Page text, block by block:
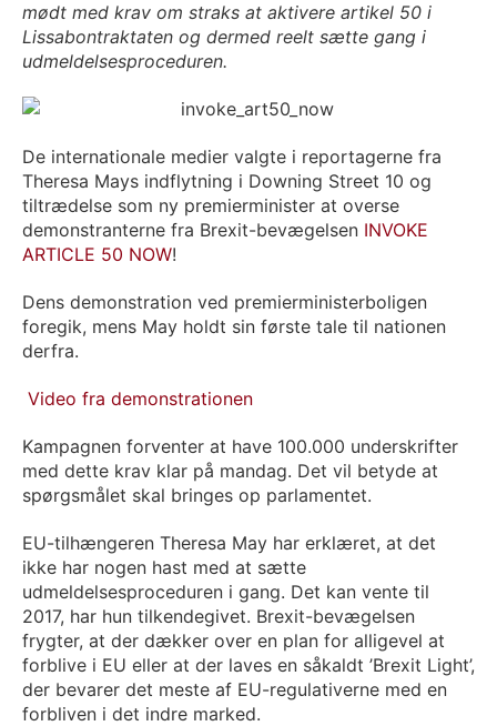
mødt med krav om straks at aktivere artikel 50 i
Lissabontraktaten og dermed reelt sætte gang i
udmeldelsesproceduren.
De internationale medier valgte i reportagerne fra
Theresa Mays indflytning i Downing Street 10 og
tiltrædelse som ny premierminister at overse
demonstranterne fra Brexit-bevægelsen INVOKE
ARTICLE 50 NOW!
Dens demonstration ved premierministerboligen
foregik, mens May holdt sin første tale til nationen
derfra.
Video fra demonstrationen
Kampagnen forventer at have 100.000 underskrifter
med dette krav klar på mandag. Det vil betyde at
spørgsmålet skal bringes op parlamentet.
EU-tilhængeren Theresa May har erklæret, at det
ikke har nogen hast med at sætte
udmeldelsesproceduren i gang. Det kan vente til
2017, har hun tilkendegivet. Brexit-bevægelsen
frygter, at der dækker over en plan for alligevel at
forblive i EU eller at der laves en såkaldt ’Brexit Light’,
der bevarer det meste af EU-regulativerne med en
forbliven i det indre marked.